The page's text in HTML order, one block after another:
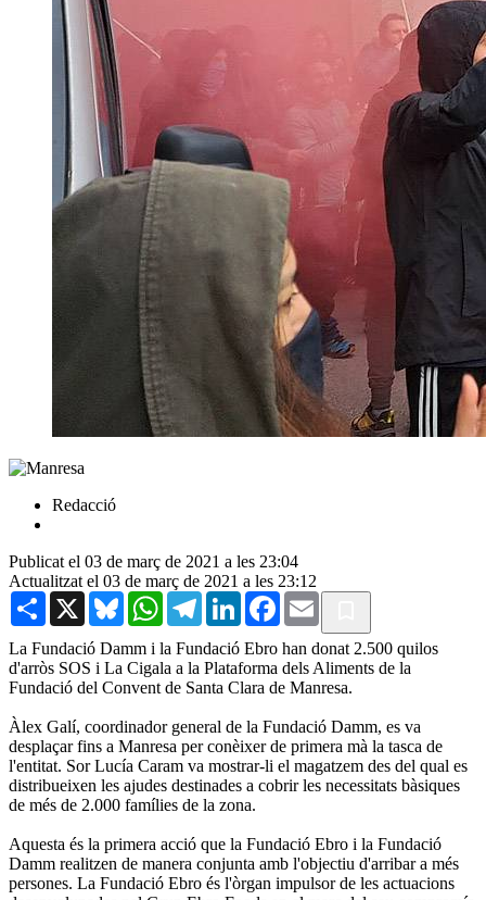
Redacció
Publicat el 03 de març de 2021 a les 23:04
Actualitzat el 03 de març de 2021 a les 23:12
Share X BlueskyWhatsAppTelegramLinkedInFacebook
Email
La Fundació Damm i la Fundació Ebro han donat 2.500 quilos
d'arròs SOS i La Cigala a la Plataforma dels Aliments de la
Fundació del Convent de Santa Clara de Manresa.
Àlex Galí, coordinador general de la Fundació Damm, es va
desplaçar fins a Manresa per conèixer de primera mà la tasca de
l'entitat. Sor Lucía Caram va mostrar-li el magatzem des del qual es
distribueixen les ajudes destinades a cobrir les necessitats bàsiques
de més de 2.000 famílies de la zona.
Aquesta és la primera acció que la Fundació Ebro i la Fundació
Damm realitzen de manera conjunta amb l'objectiu d'arribar a més
persones. La Fundació Ebro és l'òrgan impulsor de les actuacions